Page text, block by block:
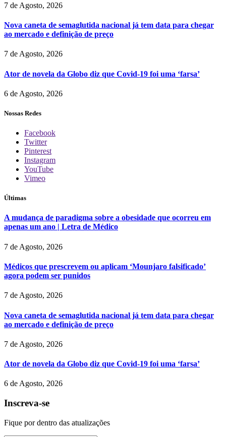
7 de Agosto, 2026
Nova caneta de semaglutida nacional já tem data para chegar
ao mercado e definição de preço
7 de Agosto, 2026
Ator de novela da Globo diz que Covid-19 foi uma ‘farsa’
6 de Agosto, 2026
Nossas Redes
Facebook
Twitter
Pinterest
Instagram
YouTube
Vimeo
Últimas
A mudança de paradigma sobre a obesidade que ocorreu em
apenas um ano | Letra de Médico
7 de Agosto, 2026
Médicos que prescrevem ou aplicam ‘Mounjaro falsificado’
agora podem ser punidos
7 de Agosto, 2026
Nova caneta de semaglutida nacional já tem data para chegar
ao mercado e definição de preço
7 de Agosto, 2026
Ator de novela da Globo diz que Covid-19 foi uma ‘farsa’
6 de Agosto, 2026
Inscreva-se
Fique por dentro das atualizações